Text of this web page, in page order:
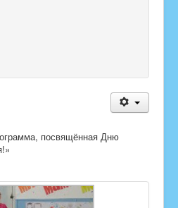
посвящённая Дню